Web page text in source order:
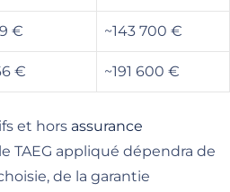
€ ~143 700 €
€ ~191 600 €
et hors assurance
TAEG appliqué dépendra de
de la garantie